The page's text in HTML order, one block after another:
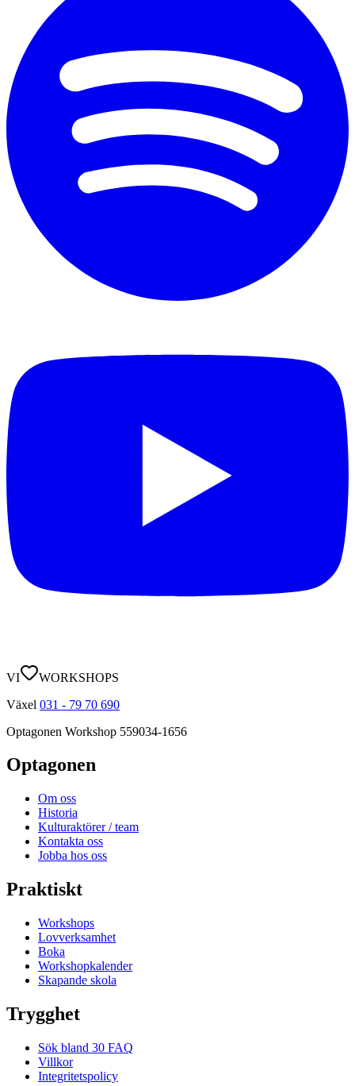
VI
WORKSHOPS
Växel 031 - 79 70 690
Optagonen Workshop 559034-1656
Optagonen
Om oss
Historia
Kulturaktörer / team
Kontakta oss
Jobba hos oss
Praktiskt
Workshops
Lovverksamhet
Boka
Workshopkalender
Skapande skola
Trygghet
Sök bland 30 FAQ
Villkor
Integritetspolicy